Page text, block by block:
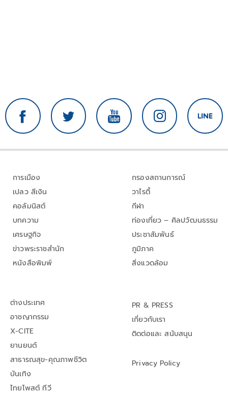
การเมือง
เปลว สีเงิน
คอลัมนิสต์
บทความ
เศรษฐกิจ
ข่าวพระราชสำนัก
หนังสือพิมพ์
กรองสถานการณ์
วาไรตี้
กีฬา
ท่องเที่ยว – ศิลปวัฒนธรรม
ประชาสัมพันธ์
ภูมิภาค
สิ่งแวดล้อม
ต่างประเทศ
อาชญากรรม
X-CITE
ยานยนต์
สาธารณสุข-คุณภาพชีวิต
บันเทิง
ไทยโพสต์ ทีวี
PR & PRESS
เกี่ยวกับเรา
ติดต่อและ สนับสนุน
Privacy Policy